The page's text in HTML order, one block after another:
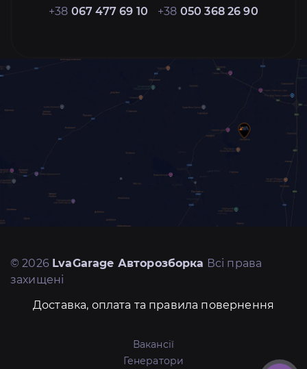
+38 067 477 69 10 +38 050 368 26 90
© 2026 LvaGarage Авторозборка Всі права
захищені
Доставка, оплата та правила повернення
Вакансії
Генератори